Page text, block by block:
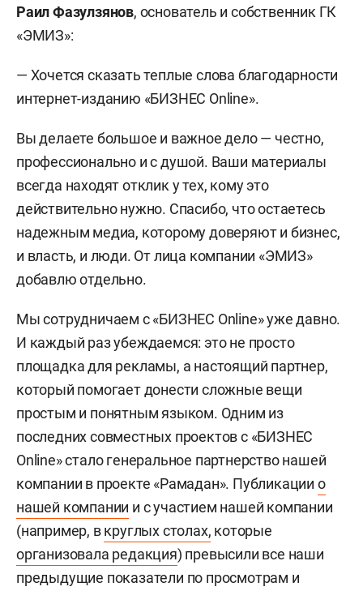
Раил Фазулзянов, основатель и собственник ГК
«ЭМИЗ»:
— Хочется сказать теплые слова благодарности
интернет-изданию «БИЗНЕС Online».
Вы делаете большое и важное дело — честно,
профессионально и с душой. Ваши материалы
всегда находят отклик у тех, кому это
действительно нужно. Спасибо, что остаетесь
надежным медиа, которому доверяют и бизнес,
и власть, и люди. От лица компании «ЭМИЗ»
добавлю отдельно.
Мы сотрудничаем с «БИЗНЕС Online» уже давно.
И каждый раз убеждаемся: это не просто
площадка для рекламы, а настоящий партнер,
который помогает донести сложные вещи
простым и понятным языком. Одним из
последних совместных проектов с «БИЗНЕС
Online» стало генеральное партнерство нашей
компании в проекте «Рамадан». Публикации о
нашей компании и с участием нашей компании
(например, вкруглых столах, которые
организовала редакция) превысили все наши
предыдущие показатели по просмотрам и